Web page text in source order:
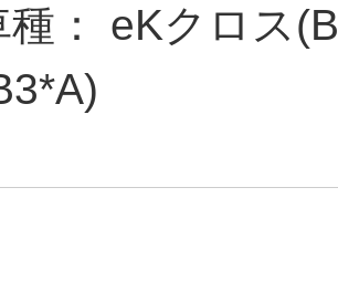
：
eKクロス